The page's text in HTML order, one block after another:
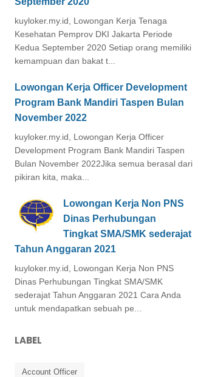
kuyloker.my.id, Lowongan Kerja Tenaga
Kesehatan Pemprov DKI Jakarta Periode
Kedua September 2020 Setiap orang memiliki
kemampuan dan bakat t...
Lowongan Kerja Officer Development
Program Bank Mandiri Taspen Bulan
November 2022
kuyloker.my.id, Lowongan Kerja Officer
Development Program Bank Mandiri Taspen
Bulan November 2022Jika semua berasal dari
pikiran kita, maka...
Lowongan Kerja Non PNS
Dinas Perhubungan
Tingkat SMA/SMK sederajat
Tahun Anggaran 2021
kuyloker.my.id, Lowongan Kerja Non PNS
Dinas Perhubungan Tingkat SMA/SMK
sederajat Tahun Anggaran 2021 Cara Anda
untuk mendapatkan sebuah pe...
LABEL
Account Officer